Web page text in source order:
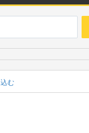
む